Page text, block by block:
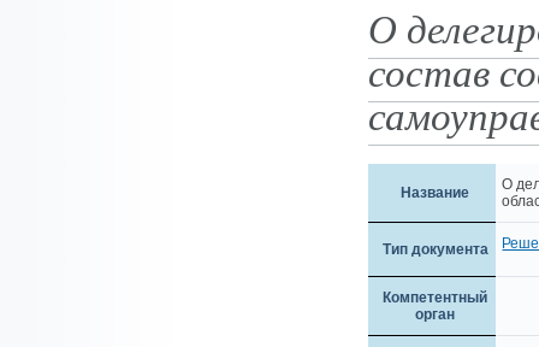
О
состав
Название
О
Тип документа
Компетентный
орган